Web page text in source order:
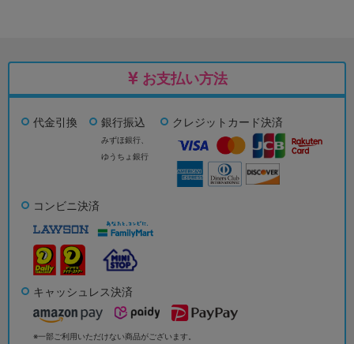
お支払い方法
代金引換 銀行振込
みずほ銀行、
ゆうちょ銀行
クレジットカード決済
コンビニ決済
キャッシュレス決済
※一部ご利用いただけない商品がございます。